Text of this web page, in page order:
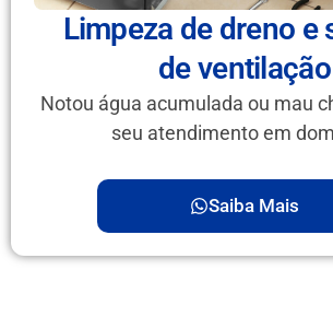
Limpeza de dreno e
de ventilação
Notou água acumulada ou mau
seu atendimento em
Saiba Mais